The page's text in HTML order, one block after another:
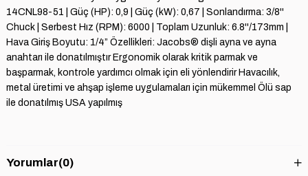
14CNL98-51 | Güç (HP): 0,9 | Güç (kW): 0,67 | Sonlandırma: 3/8''
Chuck | Serbest Hız (RPM): 6000 | Toplam Uzunluk: 6.8''/173mm |
Hava Giriş Boyutu: 1/4” Özellikleri: Jacobs® dişli ayna ve ayna
anahtarı ile donatılmıştır Ergonomik olarak kritik parmak ve
başparmak, kontrole yardımcı olmak için eli yönlendirir Havacılık,
metal üretimi ve ahşap işleme uygulamaları için mükemmel Ölü sap
ile donatılmış USA yapılmış
Yorumlar(0)